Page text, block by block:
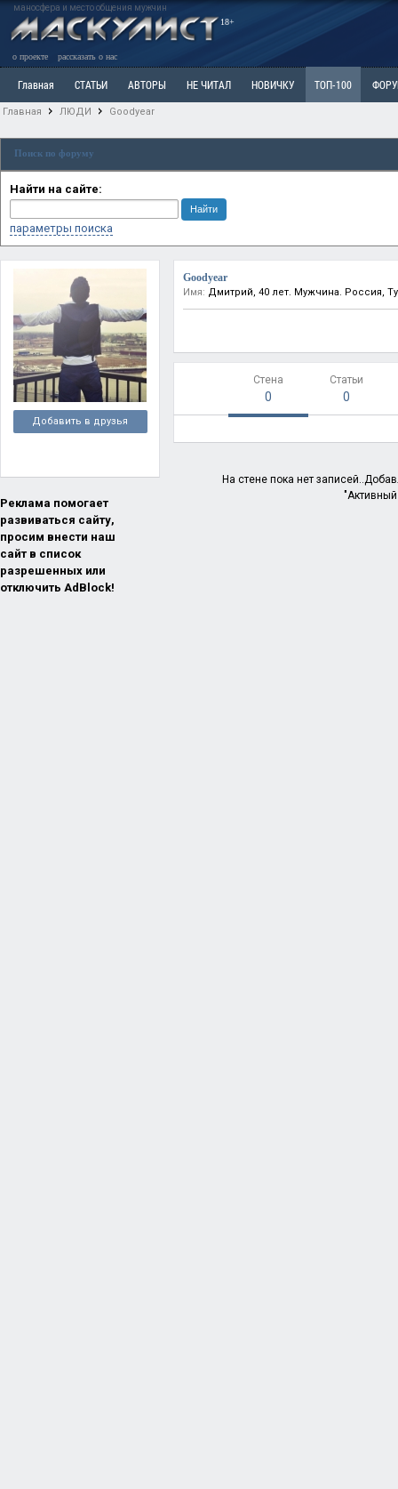
маносфера и место общения мужчин
18+
о проекте рассказать о нас
Главная СТАТЬИ АВТОРЫ НЕ ЧИТАЛ НОВИЧКУ ТОП-100
Ветка: Расстаюсь или Развожусь. САНЧАС
РАЗДЕЛ: Разное
Главная ЛЮДИ Goodyear
Поиск по форуму
Найти на сайте:
параметры поиска
Добавить в друзья
Реклама помогает
развиваться сайту,
просим внести наш
сайт в список
разрешенных или
отключить AdBlock!
Goodyear
Имя: Дмитрий, 40 лет. Мужчина. Россия,
Стена
0
Статьи
0
На стене пока нет
"Активный